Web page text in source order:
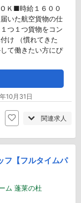
Ｋ■時給１６００
いた航空貨物の仕
つ１つ貨物をコン
け （慣れてきた
て働きたい方にぴ
10月31日
関連求人
フ【フルタイムパ
ム 蓬莱の杜